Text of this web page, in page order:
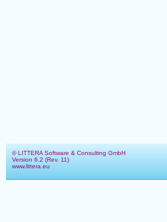
© LITTERA Software & Consulting GmbH
Version 6.2 (Rev. 11)
www.littera.eu